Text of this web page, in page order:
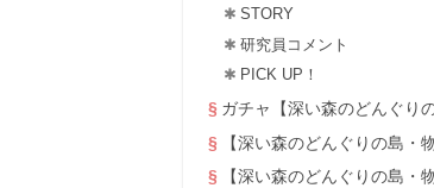
STORY
研究員コメント
PICK UP！
ガチャ【深い森のどんぐり
【深い森のどんぐりの島
【深い森のどんぐりの島・